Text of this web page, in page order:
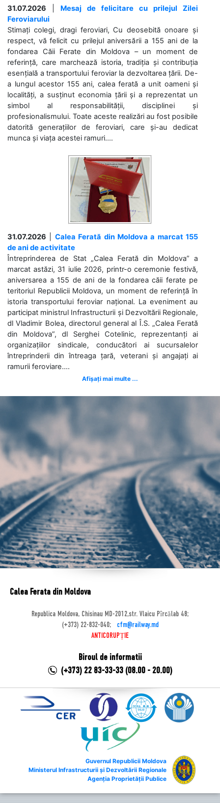
31.07.2026
Mesaj de felicitare cu prilejul Zilei
Feroviarului
Stimați colegi, dragi feroviari, Cu deosebită onoare și
respect, vă felicit cu prilejul aniversării a 155 ani de la
fondarea Căii Ferate din Moldova – un moment de
referință, care marchează istoria, tradiția și contribuția
esențială a transportului feroviar la dezvoltarea țării. De-
a lungul acestor 155 ani, calea ferată a unit oameni și
localități, a susținut economia țării și a reprezentat un
simbol al responsabilității, disciplinei și
profesionalismului. Toate aceste realizări au fost posibile
datorită generațiilor de feroviari, care și-au dedicat
munca și viața acestei ramuri....
31.07.2026
Calea Ferată din Moldova a marcat 155
de ani de activitate
Întreprinderea de Stat „Calea Ferată din Moldova” a
marcat astăzi, 31 iulie 2026, printr-o ceremonie festivă,
aniversarea a 155 de ani de la fondarea căii ferate pe
teritoriul Republicii Moldova, un moment de referință în
istoria transportului feroviar național. La eveniment au
participat ministrul Infrastructurii și Dezvoltării Regionale,
dl Vladimir Bolea, directorul general al Î.S. „Calea Ferată
din Moldova”, dl Serghei Cotelinic, reprezentanți ai
organizațiilor sindicale, conducători ai sucursalelor
întreprinderii din întreaga țară, veterani și angajați ai
ramurii feroviare....
Afișați mai multe ...
Calea Ferata din Moldova
Republica Moldova, Chisinau MD-2012,str. Vlaicu Pîrcălab 48;
(+373) 22-832-040;
cfm@railway.md
ANTICORUPȚIE
Biroul de informatii
(+373) 22 83-33-33 (08.00 - 20.00)
Guvernul Republicii Moldova
Ministerul Infrastructurii și Dezvoltării Regionale
Agenția Proprietății Publice